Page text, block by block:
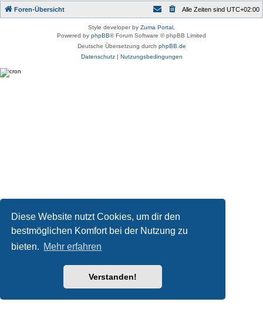
Diese Website nutzt Cookies, um dir den
bestmöglichen Komfort bei der Nutzung zu
bieten. Mehr erfahren
Verstanden!
Foren-Übersicht Alle Zeiten sind UTC+02:00
Style developer by Zuma Portal,
Powered by phpBB® Forum Software © phpBB Limited
Deutsche Übersetzung durch phpBB.de
Datenschutz| Nutzungsbedingungen